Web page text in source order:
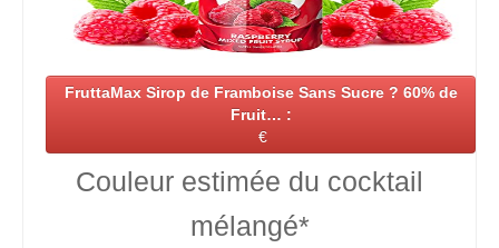
FruttaMax Sirop de Framboise Sans Sucre ? 60% de
Fruit… :
€
Couleur estimée du cocktail
mélangé*